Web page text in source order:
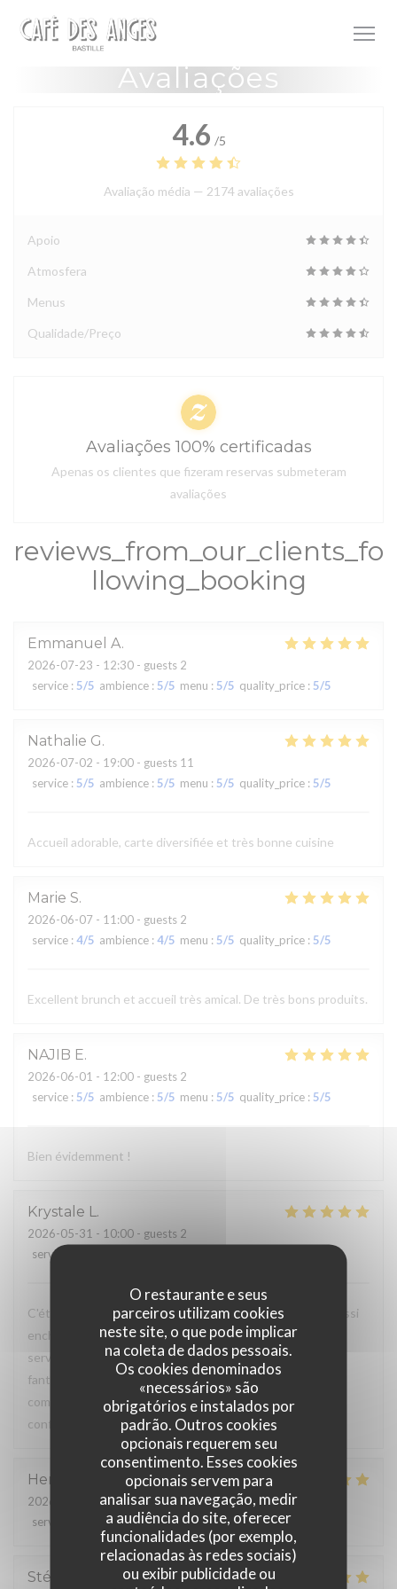
O restaurante e seus
parceiros utilizam cookies
neste site, o que pode implicar
na coleta de dados pessoais.
Os cookies denominados
«necessários» são
obrigatórios e instalados por
padrão. Outros cookies
opcionais requerem seu
consentimento. Esses cookies
opcionais servem para
analisar sua navegação, medir
a audiência do site, oferecer
funcionalidades (por exemplo,
relacionadas às redes sociais)
ou exibir publicidade ou
Avaliações
reviews_from_our_clients_fo
llowing_booking
Emmanuel A
2026-07-23 - 12:30 - guests 2
service : 5/5 ambience : 5/5 menu : 5/5 quality_price : 5/5
Nathalie G
2026-07-02 - 19:00 - guests 11
service : 5/5 ambience : 5/5 menu : 5/5 quality_price : 5/5
Accueil adorable, carte diversifiée et très bonne cuisine
Marie S
2026-06-07 - 11:00 - guests 2
service : 4/5 ambience : 4/5 menu : 5/5 quality_price : 5/5
Excellent brunch et accueil très amical. De très bons produits.
NAJIB E
2026-06-01 - 12:00 - guests 2
service : 5/5 ambience : 5/5 menu : 5/5 quality_price : 5/5
Bien évidemment !
Krystale L
2026-05-31 - 10:00 - guests 2
service
C'était la quatrième fois que j'y allais et je suis toujours aussi
enchantée ! Le lieu est vraiment sympa, les serveurs et
serveuses sont très agréables et la nourriture est
fantastique. Je m'y rends à chaque fois pour la même
commande : la formule brunch et les tartines beurre-
confiture... délicieux !
Henri
2026-05-25
- 20:00 - guests 10
service
ambience:5/5 menu: 5/5 quality_price
Stéphanie
4.6 /5
Avaliação média — 2174 avaliações
Apoio
Atmosfera
Menus
Qualidade/Preço
Avaliações 100% certificadas
Apenas os clientes que fizeram reservas submeteram
avaliações